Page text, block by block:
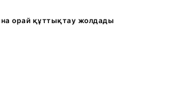
орай құттықтау жолдады